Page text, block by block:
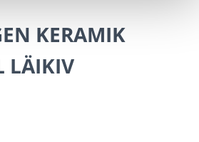
KERAMIK
LÄIKIV